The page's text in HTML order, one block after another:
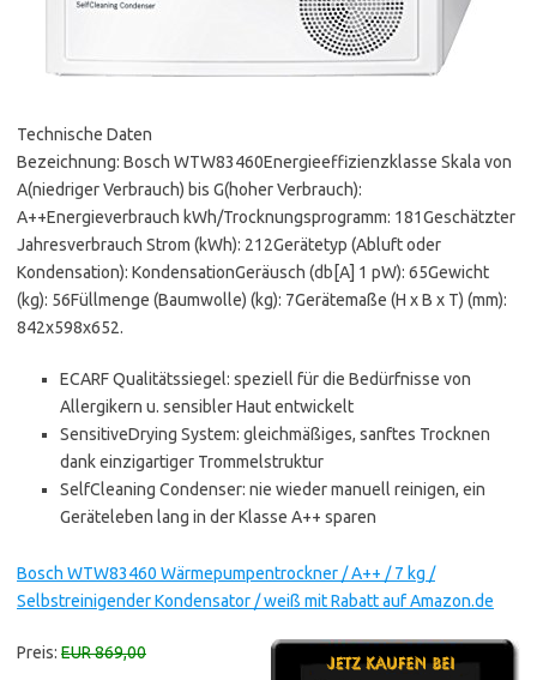
Technische Daten
Bezeichnung: Bosch WTW83460Energieeffizienzklasse Skala von
A(niedriger Verbrauch) bis G(hoher Verbrauch):
A++Energieverbrauch kWh/Trocknungsprogramm: 181Geschätzter
Jahresverbrauch Strom (kWh): 212Gerätetyp (Abluft oder
Kondensation): KondensationGeräusch (db[A] 1 pW): 65Gewicht
(kg): 56Füllmenge (Baumwolle) (kg): 7Gerätemaße (H x B x T) (mm):
842x598x652.
ECARF Qualitätssiegel: speziell für die Bedürfnisse von
Allergikern u. sensibler Haut entwickelt
SensitiveDrying System: gleichmäßiges, sanftes Trocknen
dank einzigartiger Trommelstruktur
SelfCleaning Condenser: nie wieder manuell reinigen, ein
Geräteleben lang in der Klasse A++ sparen
Bosch WTW83460 Wärmepumpentrockner / A++ / 7 kg /
Selbstreinigender Kondensator / weiß mit Rabatt auf Amazon.de
Preis: EUR 869,00